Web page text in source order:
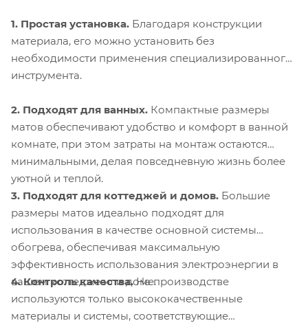
1. Простая установка. Благодаря конструкции
материала, его можно установить без
необходимости применения специализированного
инструмента.
2. Подходят для ванных. Компактные размеры
матов обеспечивают удобство и комфорт в ванной
комнате, при этом затраты на монтаж остаются
минимальными, делая повседневную жизнь более
уютной и теплой.
3. Подходят для коттеджей и домов. Большие
размеры матов идеально подходят для
использования в качестве основной системы
обогрева, обеспечивая максимальную
эффективность использования электроэнергии в
вашем коттедже или доме.
4. Контроль качества.На производстве
используются только высококачественные
материалы и системы, соответствующие